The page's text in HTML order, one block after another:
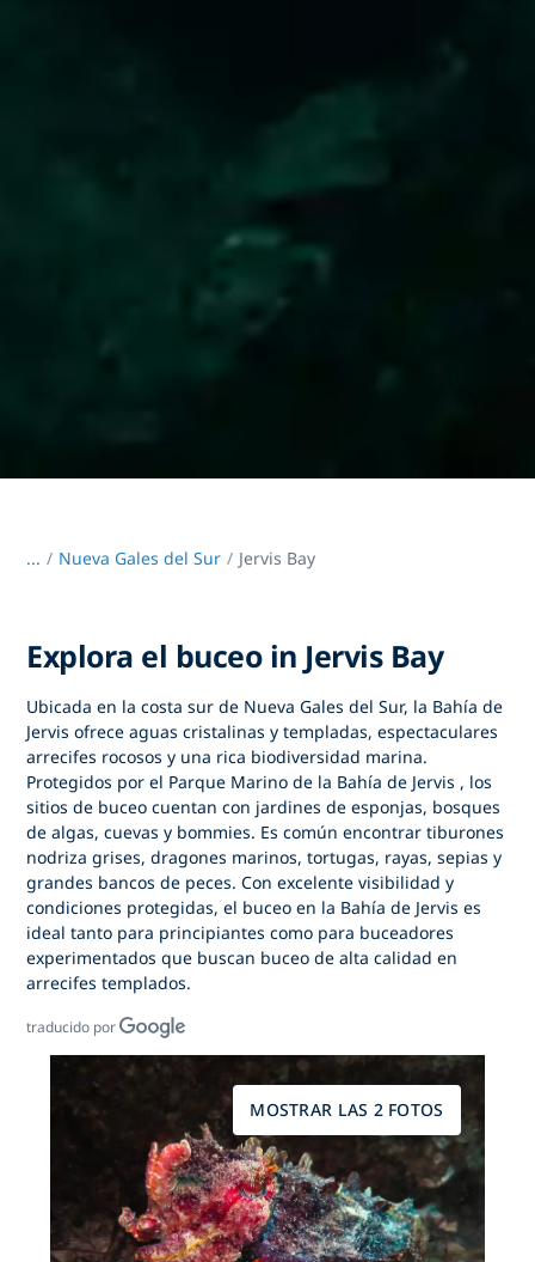
... / Nueva Gales del Sur Jervis Bay
Explora el buceo in Jervis Bay
Ubicada en la costa sur de Nueva Gales del Sur, la Bahía de
Jervis ofrece aguas cristalinas y templadas, espectaculares
arrecifes rocosos y una rica biodiversidad marina.
Protegidos porel Parque Marino de la Bahía de Jervis , los
sitios de buceo cuentan con jardines de esponjas, bosques
de algas, cuevas y bommies. Es común encontrar tiburones
nodriza grises, dragones marinos, tortugas, rayas, sepias y
grandes bancos de peces. Con excelente visibilidad y
condiciones protegidas,el buceo en la Bahía de Jervis es
ideal tanto para principiantes como para buceadores
experimentados que buscan buceo de alta calidad en
arrecifes templados.
traducido por
MOSTRAR LAS 2 FOTOS